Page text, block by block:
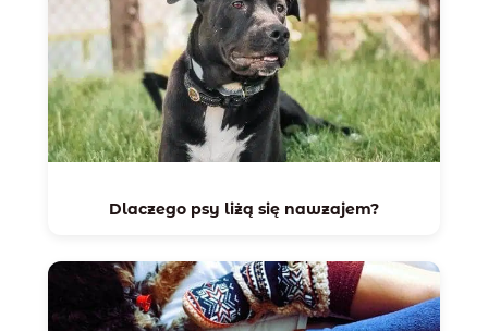
Dlaczego psy liżą się nawzajem?